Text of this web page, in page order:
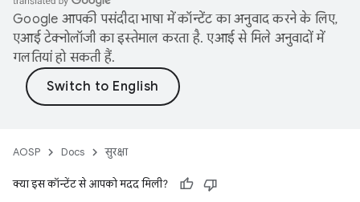
Google आपकी पसंदीदा भाषा में कॉन्टेंट का अनुवाद करने के लिए,
एआई टेक्नोलॉजी का इस्तेमाल करता है. एआई से मिले अनुवादों में
गलतियां हो सकती हैं.
AOSP Docs सुरक्षा
क्या इस कॉन्टेंट से आपको मदद मिली?